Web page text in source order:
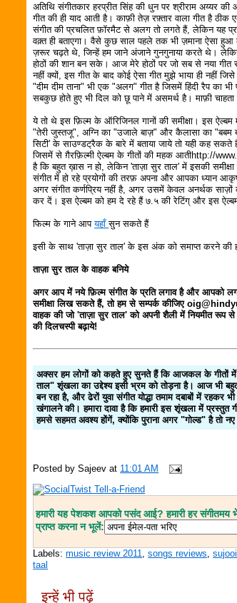
अतिथि संगीतकार हरप्रीत सिंह की धुन पर श्रीराम अय्यर
गीत की ही याद आती है। काफ़ी तेज़ रफ़्तार वाला गीत है
संगीत की प्रचलित फ़ॉरमैट से अलग तो लगते हैं, लेकिन यह
वक़्त ही बताएगा। वैसे कुछ साल पहले तक भी ज़माना ऐसा
ज़रूर चढ़ते थे, जिन्हें हम जाने अंजाने गुनगुनाया करते थे।
होठों की शान बन सके। आज मेरे होठों पर जो सब से नया
नहीं क्यों, इस गीत के बाद कोई ऐसा गीत मुझे भाया ही नहीं
"दीम दीम ताना" भी एक "अलग" गीत है जिसमें हिंदी रैप का
सबकुछ होते हुए भी दिल को छू पाने में असमर्थ है। माफ़ी चाहता
ये तो थे इस फ़िल्म के ऑरिजिनल गानों की समीक्षा। इस
"तेरी जुस्तजू", अग्नि का "उजाले बाज़" और कैलासा का "बबम
सिटी' के साउण्डट्रैक के बारे में बताया जाये तो यही कह सकते
जिसमें से ग़ैरफ़िल्मी ऐल्बम के गीतों की महक आतीhttp://
है कि बहुत ख़ास न हो, लेकिन 'ताज़ा सुर ताल' में इसकी
संगीत में हो रहे प्रयोगों की तरफ़ अपना और आपका ध्यान
अगर संगीत कर्णप्रिय नहीं है, अगर उसमें केवल अनर्थक
कर दें। इस ऐल्बम को हम दे रहे हैं ७.५ की रेटिंग् और इस ऐल्बम
फिल्म के गाने आपयहाँसुन सकते हैं
इसी के साथ 'ताज़ा सुर ताल' के इस अंक को समाप्त करने की
ताज़ा सुर ताल के वाहक बनिये
अगर आप में नये फ़िल्म संगीत के प्रति लगाव है और आपको
समीक्षा लिख सकते हैं, तो हम से सम्पर्क कीजिए
वाहक की जो 'ताज़ा सुर ताल' को अपनी शैली में नियमीत रूप
की दिलचस्पी बढ़ाये!
अक्सर हम लोगों को कहते हुए सुनते हैं कि आजकल के गीतों में
ताल" शृंखला का उद्देश्य इसी भ्रम को तोड़ना है। आज भी
बन रहा है, और ढेरों युवा संगीत योद्धा तमाम दबाबों में
खंगालने की। हमारा दावा है कि हमारी इस शृंखला में प्रस्तुत
हमसे सहमत अवश्य होंगें, क्योंकि पुराना अगर "गोल्ड" है तो
Posted bySajeev at 11:01 AM
हमारी यह पेशकश आपको पसंद आई? हमारी हर
प्राप्त करना न भूलें:
Labels:music review 2011 ,songs reviews ,
taal
इन्हें भी पढ़ें